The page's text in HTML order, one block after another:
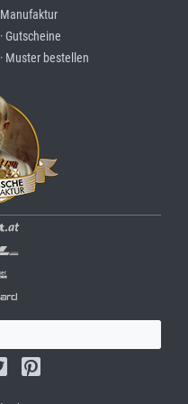
Manufaktur
· Gutscheine
· Muster bestellen